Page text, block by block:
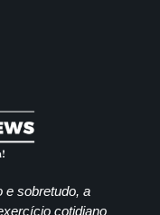
e sobretudo, a
cotidiano